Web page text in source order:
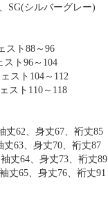
SG(シルバーグレー)
スト88～96
スト96～104
スト104～112
スト110～118
丈62、身丈67、裄丈85
63、身丈70、裄丈87
丈64、身丈73、裄丈89
丈65、身丈76、裄丈91